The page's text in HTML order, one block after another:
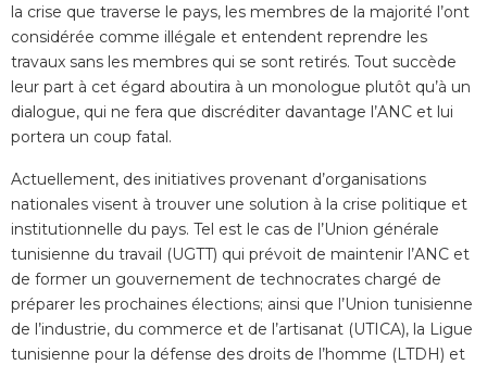
la crise que traverse le pays, les membres de la majorité l’ont
considérée comme illégale et entendent reprendre les
travaux sans les membres qui se sont retirés. Tout succède
leur part à cet égard aboutira à un monologue plutôt qu’à un
dialogue, qui ne fera que discréditer davantage l’ANC et lui
portera un coup fatal.
Actuellement, des initiatives provenant d’organisations
nationales visent à trouver une solution à la crise politique et
institutionnelle du pays. Tel est le cas de l’Union générale
tunisienne du travail (UGTT) qui prévoit de maintenir l’ANC et
de former un gouvernement de technocrates chargé de
préparer les prochaines élections; ainsi que l’Union tunisienne
de l’industrie, du commerce et de l’artisanat (UTICA), la Ligue
tunisienne pour la défense des droits de l’homme (LTDH) et